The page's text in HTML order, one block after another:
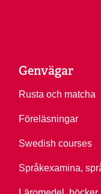
Genvägar
Rusta och matcha
Föreläsningar
Swedish courses
Språkexamina,